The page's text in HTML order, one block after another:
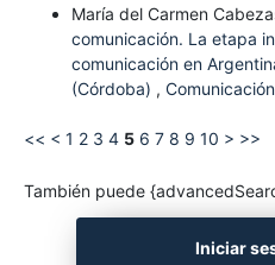
María del Carmen
comunicación. La etapa
comunicación en
(Córdoba) ,
<< < 1 2 3 4 5 6 7 8 9 10 > >>
También puede
Iniciar